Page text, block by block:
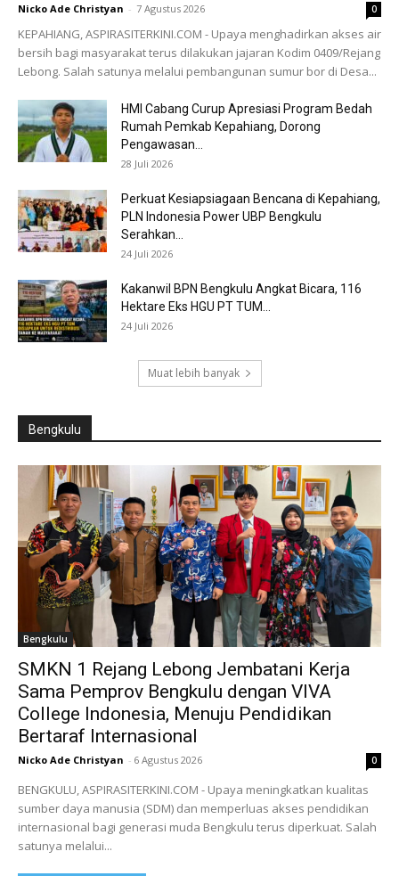
Nicko Ade Christyan - 7 Agustus 2026 0
KEPAHIANG, ASPIRASITERKINI.COM - Upaya menghadirkan akses air
bersih bagi masyarakat terus dilakukan jajaran Kodim 0409/Rejang
Lebong. Salah satunya melalui pembangunan sumur bor di Desa...
HMI Cabang Curup Apresiasi Program Bedah
Rumah Pemkab Kepahiang, Dorong
Pengawasan...
28 Juli 2026
Perkuat Kesiapsiagaan Bencana di Kepahiang,
PLN Indonesia Power UBP Bengkulu
Serahkan...
24 Juli 2026
Kakanwil BPN Bengkulu Angkat Bicara, 116
Hektare Eks HGU PT TUM...
24 Juli 2026
Muat lebih banyak
Bengkulu
Bengkulu
SMKN 1 Rejang Lebong Jembatani Kerja
Sama Pemprov Bengkulu dengan VIVA
College Indonesia, Menuju Pendidikan
Bertaraf Internasional
Nicko Ade Christyan - 6 Agustus 2026 0
BENGKULU, ASPIRASITERKINI.COM - Upaya meningkatkan kualitas
sumber daya manusia (SDM) dan memperluas akses pendidikan
internasional bagi generasi muda Bengkulu terus diperkuat. Salah
satunya melalui...